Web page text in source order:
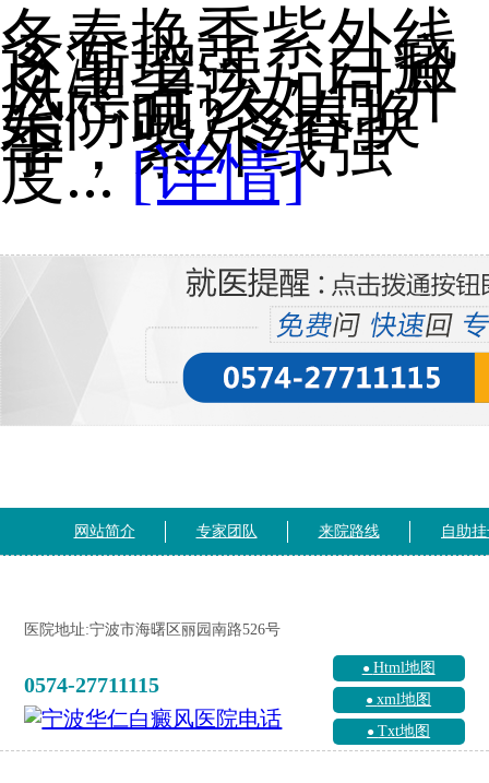
冬春换季紫外线
逐渐增强，白癜
风患者该如何开
始防晒?冬春换
季，紫外线强
度... [详情]
网站简介 专家团队 来院路线 自助
医院地址:宁波市海曙区丽园南路526号
0574-27711115
Html地图
xml地图
Txt地图